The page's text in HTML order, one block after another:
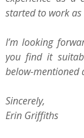
started to work
I’m looking
you find it
below-mentioned
Sincerely,
Erin Griffiths